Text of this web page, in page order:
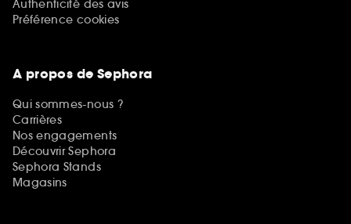
Authenticité des avis
Préférence cookies
A propos de Sephora
Qui sommes-nous ?
Carrières
Nos engagements
Découvrir Sephora
Sephora Stands
Magasins